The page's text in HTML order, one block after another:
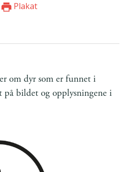
Plakat
om dyr som er funnet i
bildet og opplysningene i